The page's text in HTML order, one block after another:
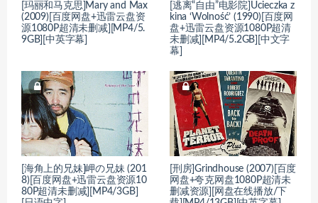
[玛丽和马克思]Mary and Max
(2009)[百度网盘+迅雷云盘资
源1080P超清未删减][MP4/5.
9GB][中英字幕]
[逃离“自由”电影院]Ucieczka z
kina ‘Wolność’ (1990)[百度网
盘+迅雷云盘资源1080P超清
未删减][MP4/5.2GB][中文字
幕]
[海角上的兄妹]岬の兄妹 (201
8)[百度网盘+迅雷云盘资源10
80P超清未删减][MP4/3GB]
[刑房]Grindhouse (2007)[百度
网盘+夸克网盘1080P超清未
删减资源][网盘在线播放/下